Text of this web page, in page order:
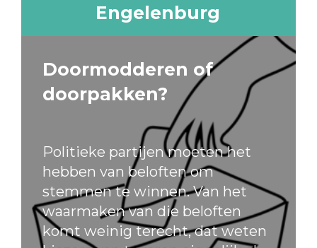
Engelenburg
Doormodderen of
doorpakken?
Politieke partijen moeten het
hebben van beloften om
stemmen te winnen. Van het
waarmaken van die beloften
komt weinig terecht, dat weten